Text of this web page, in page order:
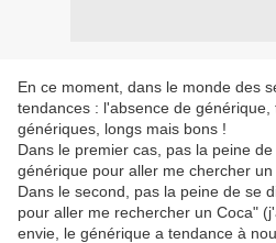
En ce moment, dans le monde des
tendances : l'absence de
génériques, longs mais bons !
Dans le premier cas, pas la peine
générique pour aller me chercher un
Dans le second, pas la peine de se
pour aller me rechercher un Coca"
envie, le générique a tendance à